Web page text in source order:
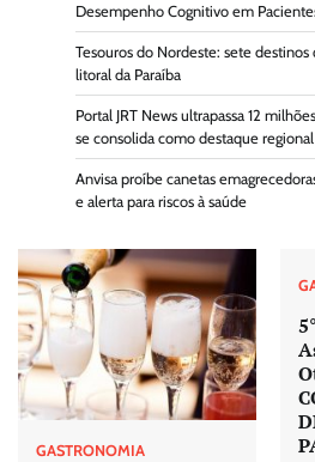
Desempenho Cognitivo em
Tesouros do Nordeste: sete
litoral da Paraíba
Portal JRT News ultrapassa 12
se consolida como destaque regional
Anvisa proíbe canetas
e alerta para riscos à saúde
GASTRONOMIA